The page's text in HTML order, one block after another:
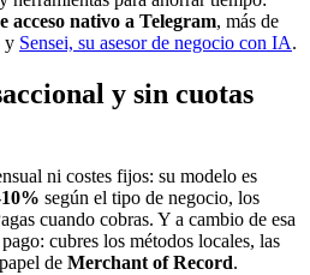
acceso nativo a Telegram, más de
y Sensei, su asesor de negocio con IA.
y sin cuotas
ni costes fijos: su modelo es
según el tipo de negocio, los
cuando cobras. Y a cambio de esa
cubres los métodos locales, las
de Merchant of Record.